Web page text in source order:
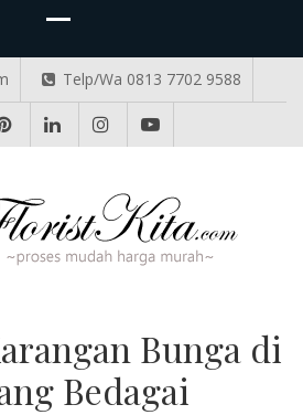
Telp/Wa 0813 7702 9588
Bunga di
Bedagai